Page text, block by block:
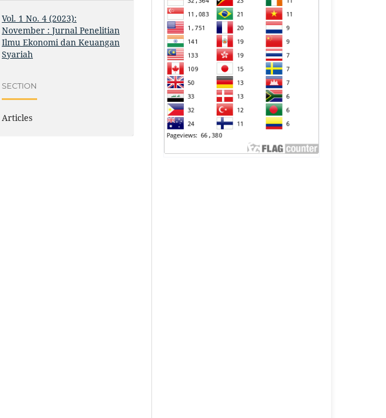
Vol. 1 No. 4 (2023):
November : Jurnal Penelitian
Ilmu Ekonomi dan Keuangan
Syariah
SECTION
Articles